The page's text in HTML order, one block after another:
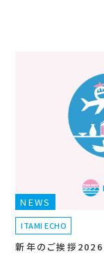
NEWS
ITAMI ECHO
新年のご挨拶2026